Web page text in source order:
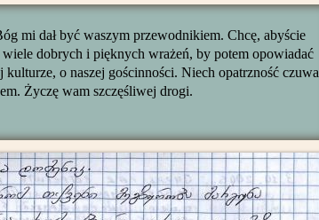
mi dał być waszym przewodnikiem. Chcę, abyście
dobrych i pięknych wrażeń, by potem opowiadać
o naszej gościnności. Niech opatrzność czuwa
Życzę wam szczęśliwej drogi.